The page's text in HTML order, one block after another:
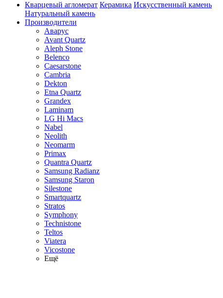
Кварцевый агломерат Керамика Искусственный камень
Натуральный камень
Производители
Аварус
Avant Quartz
Aleph Stone
Belenco
Caesarstone
Cambria
Dekton
Etna Quartz
Grandex
Laminam
LG Hi Macs
Nabel
Neolith
Neomarm
Primax
Quantra Quartz
Samsung Radianz
Samsung Staron
Silestone
Smartquartz
Stratos
Symphony
Technistone
Teltos
Viatera
Vicostone
Ещё